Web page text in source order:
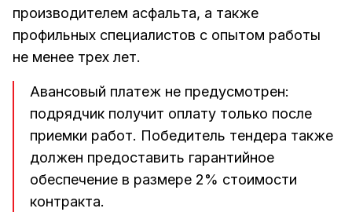
производителем асфальта, а также
профильных специалистов с опытом работы
не менее трех лет.
Авансовый платеж не предусмотрен:
подрядчик получит оплату только после
приемки работ. Победитель тендера также
должен предоставить гарантийное
обеспечение в размере 2% стоимости
контракта.